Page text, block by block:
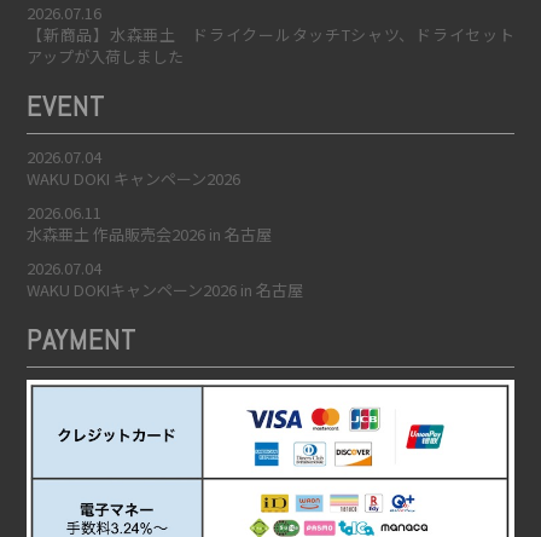
2026.07.16
【新商品】水森亜土 ドライクールタッチTシャツ、ドライセット
アップが入荷しました
EVENT
2026.07.04
WAKU DOKI キャンペーン2026
2026.06.11
水森亜土 作品販売会2026 in 名古屋
2026.07.04
WAKU DOKIキャンペーン2026 in 名古屋
PAYMENT